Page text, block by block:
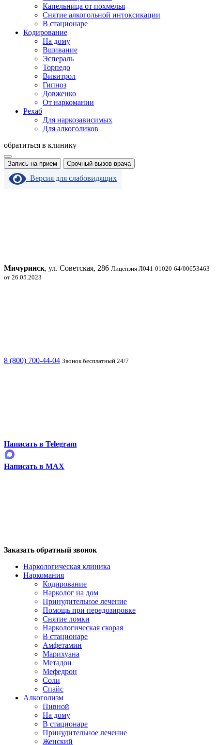
Капельница от похмелья
Снятие алкогольной интоксикации
В стационаре
Кодирование
На дому
Вшивание
Эспераль
Торпедо
Вивитрол
Гипноз
Довженко
От наркомании
Рехаб
Для наркозависимых
Для алкоголиков
обратиться в клинику
Запись на прием Срочный вызов врача
Версия для слабовидящих
Мичуринск, ул. Советская, 286 Лицензия Л041-01020-64/00653463
от 26.05.2023
8 (800) 700-44-04 Звонок бесплатный 24/7
Написать в Telegram
Написать в MAX
Заказать обратный звонок
Наркологическая клиника
Наркомания
Кодирование
Нарколог на дом
Принудительное лечение
Помощь при передозировке
Снятие ломки
Наркологическая скорая
В стационаре
Амфетамин
Марихуана
Метадон
Мефедрон
Соли
Спайс
Алкоголизм
Пивной
На дому
В стационаре
Принудительное лечение
Женский